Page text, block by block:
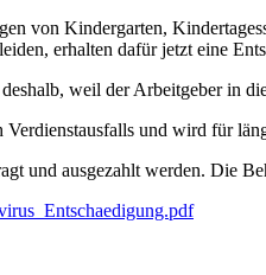
von Kindergarten,
erhalten dafür jetzt eine
weil der Arbeitgeber in
und wird für
und ausgezahlt werden. Die